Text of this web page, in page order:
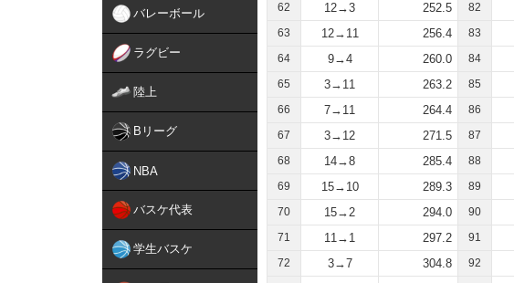
バレーボール
ラグビー
陸上
Bリーグ
NBA
バスケ代表
学生バスケ
62 12→3 252.5
63 12→11 256.4
64 9→4 260.0
65 3→11 263.2
66 7→11 264.4
67 3→12 271.5
68 14→8 285.4
69 15→10 289.3
70 15→2 294.0
71 11→1 297.2
72 3→7 304.8
82
83
84
85
86
87
88
89
90
91
92